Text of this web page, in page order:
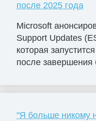
после 2025 года
Microsoft
Support Updates
которая
после завершения
"Я больше никому